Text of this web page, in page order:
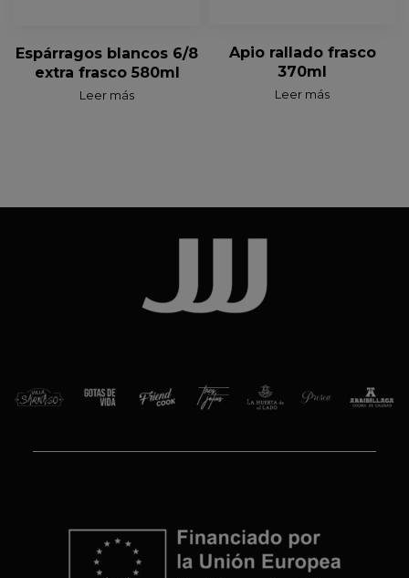
Espárragos blancos 6/8
extra frasco 580ml
Leer más
Apio rallado frasco
370ml
Leer más